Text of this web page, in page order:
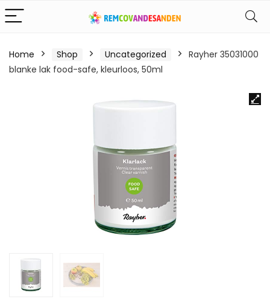
Home Shop Uncategorized
Rayher 35031000
blanke lak food-safe, kleurloos, 50ml